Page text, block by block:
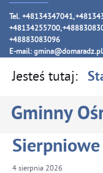
Tel. +48134347041,
+48134255700,
+48883083096
E-mail: gmina@domaradz.pl
Jesteś tutaj:
Gminny
4 sierpnia 2026